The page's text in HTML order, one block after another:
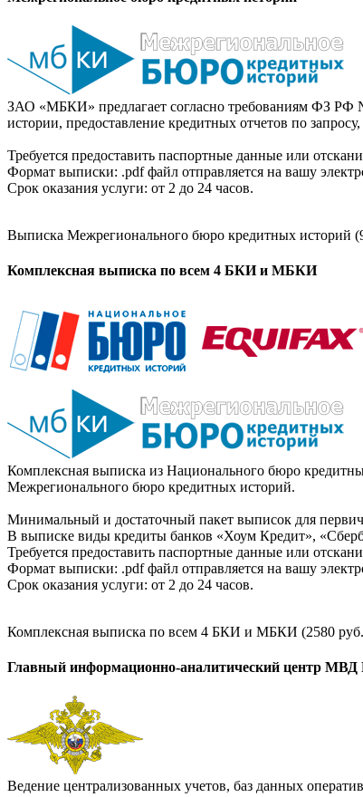
ЗАО «МБКИ» предлагает согласно требованиям ФЗ РФ
истории, предоставление кредитных отчетов по
Требуется предоставить паспортные данные или
Формат выписки: .pdf файл отправляется на вашу
Срок оказания услуги: от 2 до 24 часов.
Выписка Межрегионального бюро кредитных историй
Комплексная выписка по всем 4 БКИ и МБКИ
Комплексная выписка из Национального бюро
Межрегионального бюро кредитных историй.
Минимальный и достаточный пакет выписок для
В выписке виды кредиты банков «Хоум Кредит»,
Требуется предоставить паспортные данные или
Формат выписки: .pdf файл отправляется на вашу
Срок оказания услуги: от 2 до 24 часов.
Комплексная выписка по всем 4 БКИ и МБКИ (2580
Главный информационно-аналитический центр МВД
Ведение централизованных учетов, баз данных